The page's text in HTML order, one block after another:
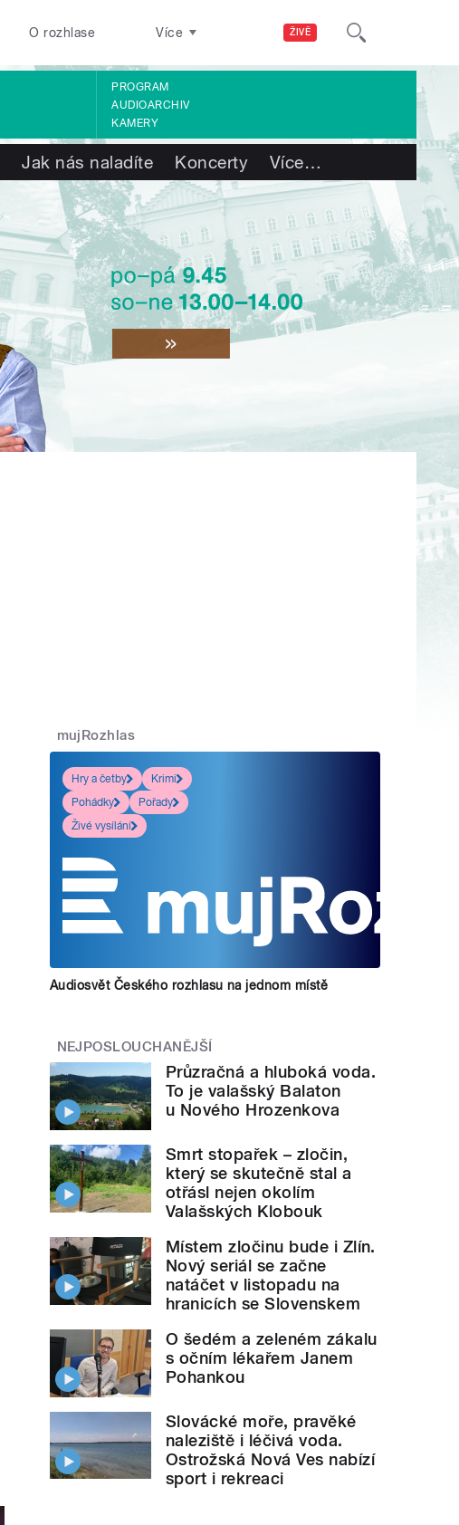
ŽIVĚ
O rozhlase Více
PROGRAM
AUDIOARCHIV
KAMERY
Jak nás naladíte Koncerty Více…
mujRozhlas
Hry a četby
Krimi
Pohádky
Pořady
Živé vysílání
Audiosvět Českého rozhlasu na jednom místě
NEJPOSLOUCHANĚJŠÍ
Průzračná a hluboká voda.
To je valašský Balaton
u Nového Hrozenkova
Smrt stopařek – zločin,
který se skutečně stal a
otřásl nejen okolím
Valašských Klobouk
Místem zločinu bude i Zlín.
Nový seriál se začne
natáčet v listopadu na
hranicích se Slovenskem
O šedém a zeleném zákalu
s očním lékařem Janem
Pohankou
Slovácké moře, pravěké
naleziště i léčivá voda.
Ostrožská Nová Ves nabízí
sport i rekreaci